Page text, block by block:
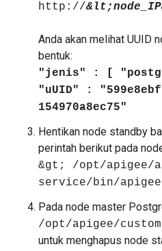
http://
Anda akan melihat UUID
bentuk:
"jenis" : [
"uUID" :
154970a8ec75"
Hentikan node standby
perintah berikut pada
&gt; /opt/apigee/
service/bin/
Pada node master
/opt/apigee/
untuk menghapus node